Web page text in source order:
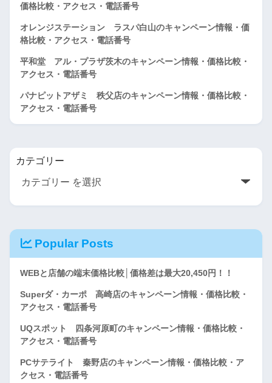
価格比較・アクセス・電話番号
オレンジステーション ラスパ白山のキャンペーン情報・価
格比較・アクセス・電話番号
平和堂 アル・プラザ茨木のキャンペーン情報・価格比較・
アクセス・電話番号
パナピットアザミ 秩父店のキャンペーン情報・価格比較・
アクセス・電話番号
カテゴリー
Popular Posts
WEBと店舗の端末価格比較│価格差は最大20,450円！！
Superダ・カーポ 高崎店のキャンペーン情報・価格比較・
アクセス・電話番号
UQスポット 四条河原町のキャンペーン情報・価格比較・
アクセス・電話番号
PCサテライト 秦野店のキャンペーン情報・価格比較・ア
クセス・電話番号